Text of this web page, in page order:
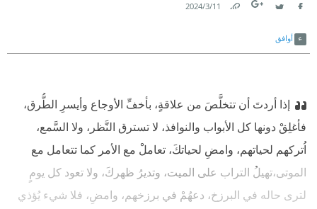
11‏/3‏/2024
أوافق
إذا أردتَ أن تتخلَّصَ من علاقةٍ،‫ بأخفِّ الأوجاع وأيسرِ الطُّرق،
فأغلِقْ دونها كل الأبواب والنوافذ،‫ لا تسترق النَّظر، ولا السَّمع،‫
اُتركهم لحياتهم، وامضِ لحياتكَ، تعاملْ مع الأمر كما تتعامل مع
الموتى،تهيلُ التراب على الميت، وتديرُ ظهركَ، ولا تعود كل يومٍ
لترى حاله في البرزخ، دعهُمْ في برزخهم، وامضِ، فلا شيء يُؤذي